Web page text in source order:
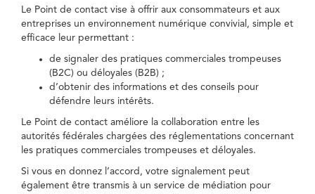
Le Point de contact vise à offrir aux consommateurs et aux
entreprises un environnement numérique convivial, simple et
efficace leur permettant :
de signaler des pratiques commerciales trompeuses
(B2C) ou déloyales (B2B) ;
d’obtenir des informations et des conseils pour
défendre leurs intérêts.
Le Point de contact améliore la collaboration entre les
autorités fédérales chargées des réglementations concernant
les pratiques commerciales trompeuses et déloyales.
Si vous en donnez l’accord, votre signalement peut
également être transmis à un service de médiation pour